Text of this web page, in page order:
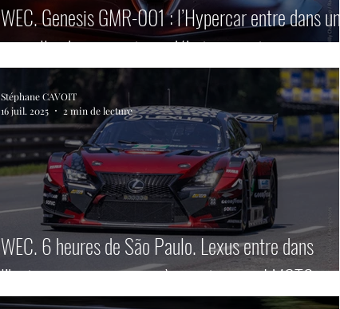
WEC. Genesis GMR-001 : l’Hypercar entre dans une
nouvelle phase avant ses débuts en piste.
WEC. 6 heures de São Paulo. Lexus entre dans
l’histoire avec une première victoire en LMGT3.
Stéphane CAVOIT
16 juil. 2025
2 min de lecture